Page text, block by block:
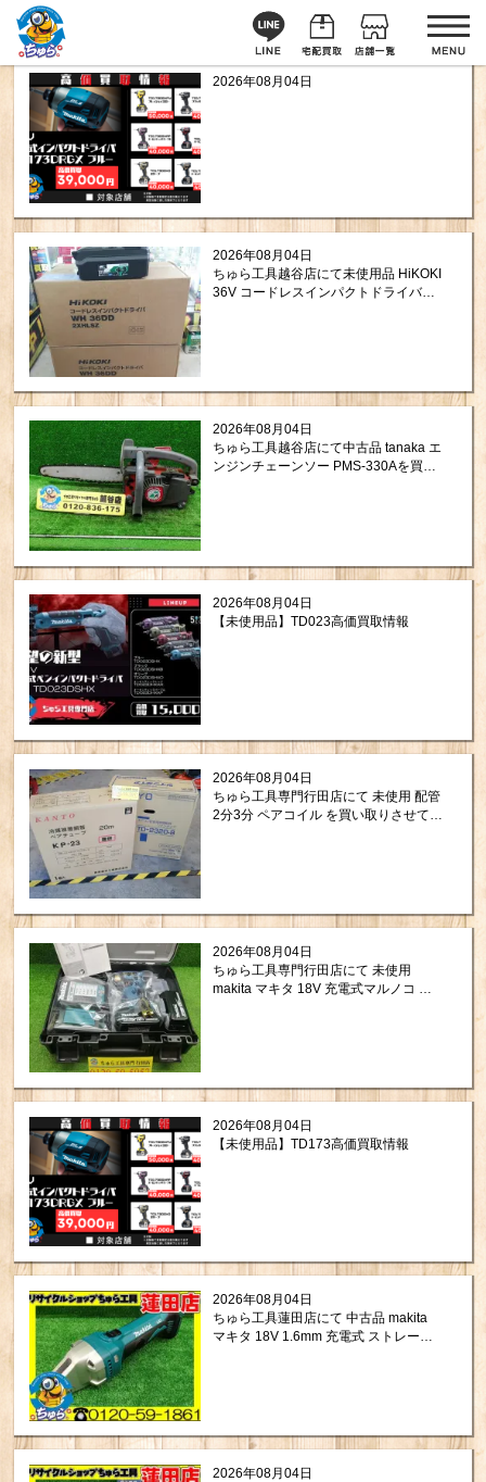
2026年08月04日
2026年08月04日
ちゅら工具越谷店にて未使用品 HiKOKI
36V コードレスインパクトドライバ
2026年08月04日
ちゅら工具越谷店にて中古品 tanaka エ
ンジンチェーンソー PMS-330Aを買取
2026年08月04日
【未使用品】TD023高価買取情報
2026年08月04日
ちゅら工具専門行田店にて 未使用 配管
2分3分 ペアコイル を買い取りさせて頂
2026年08月04日
ちゅら工具専門行田店にて 未使用
makita マキタ 18V 充電式マルノコ プ
2026年08月04日
【未使用品】TD173高価買取情報
2026年08月04日
ちゅら工具蓮田店にて 中古品 makita
マキタ 18V 1.6mm 充電式 ストレート
2026年08月04日